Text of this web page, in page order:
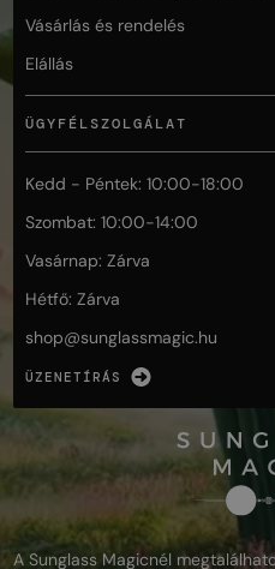
Vásárlás és rendelés
Elállás
ÜGYFÉLSZOLGÁLAT
Kedd - Péntek: 10:00-18:00
Szombat: 10:00-14:00
Vasárnap: Zárva
Hétfő: Zárva
shop@sunglassmagic.hu
ÜZENETÍRÁS
A Sunglass Magicnél